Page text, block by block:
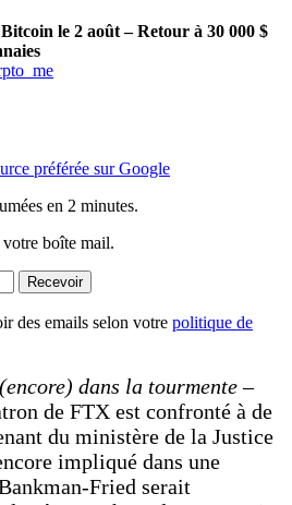
Bitcoin le 2 août – Retour à 30 000 $
préférée sur Google
en 2 minutes.
boîte mail.
Recevoir
des emails selon votre politique de
dans la tourmente –
de FTX est confronté à de
du ministère de la Justice
impliqué dans une
Fried serait